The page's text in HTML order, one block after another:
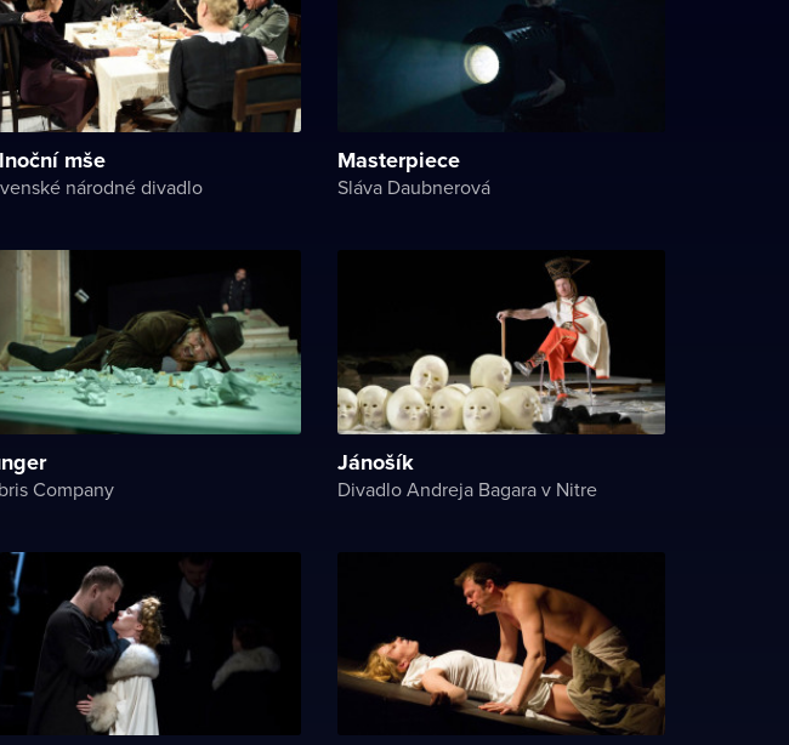
mše
národné divadlo
Masterpiece
Sláva Daubnerová
Company
Jánošík
Divadlo Andreja Bagara v Nitre